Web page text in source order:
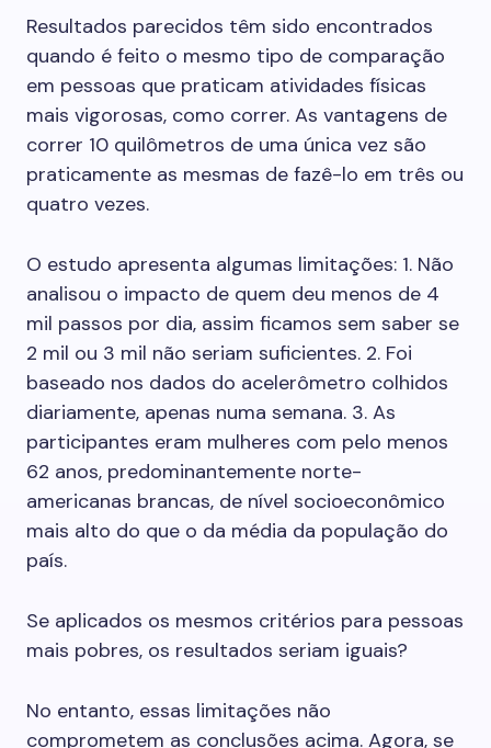
Resultados parecidos têm sido encontrados
quando é feito o mesmo tipo de comparação
em pessoas que praticam atividades físicas
mais vigorosas, como correr. As vantagens de
correr 10 quilômetros de uma única vez são
praticamente as mesmas de fazê-lo em três ou
quatro vezes.
O estudo apresenta algumas limitações: 1. Não
analisou o impacto de quem deu menos de 4
mil passos por dia, assim ficamos sem saber se
2 mil ou 3 mil não seriam suficientes. 2. Foi
baseado nos dados do acelerômetro colhidos
diariamente, apenas numa semana. 3. As
participantes eram mulheres com pelo menos
62 anos, predominantemente norte-
americanas brancas, de nível socioeconômico
mais alto do que o da média da população do
país.
Se aplicados os mesmos critérios para pessoas
mais pobres, os resultados seriam iguais?
No entanto, essas limitações não
comprometem as conclusões acima. Agora, se